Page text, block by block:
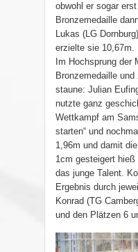
obwohl er sogar
Bronzemedaille
Lukas (LG
erzielte sie 10,67m.
Im Hochsprung der
Bronzemedaille
staune: Julian
nutzte ganz
Wettkampf am
starten“ und
1,96m und damit
1cm gesteigert
das junge Talent.
Ergebnis durch
Konrad (TG
und den Plätzen 6